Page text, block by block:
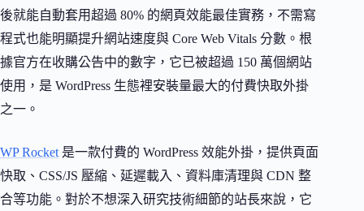
後就能自動套用超過 80% 的網頁效能最佳實務，不需寫
程式也能明顯提升網站速度與 Core Web Vitals 分數。根
據官方在收購公告中的數字，它已被超過 150 萬個網站
使用，是 WordPress 生態裡安裝量最大的付費快取外掛
之一。
WP Rocket是一款付費的 WordPress 效能外掛，提供頁面
快取、CSS/JS 壓縮、延遲載入、資料庫清理與 CDN 整
合等功能。對於不想深入研究技術細節的站長來說，它